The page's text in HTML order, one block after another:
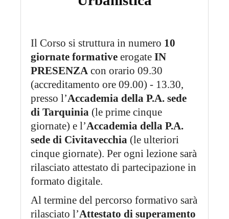
Il Corso si struttura in numero 10
giornate formative erogate IN
PRESENZA con orario 09.30
(accreditamento ore 09.00) - 13.30,
presso l’Accademia della P.A. sede
di Tarquinia (le prime cinque
giornate) e l’Accademia della P.A.
sede di Civitavecchia (le ulteriori
cinque giornate). Per ogni lezione sarà
rilasciato attestato di partecipazione in
formato digitale.
Al termine del percorso formativo sarà
rilasciato l’Attestato di superamento